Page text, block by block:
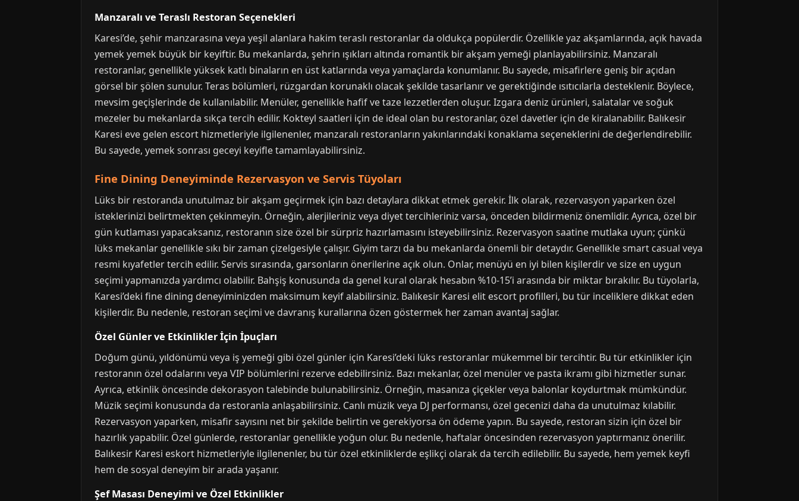
Manzaralı ve Teraslı Restoran Seçenekleri
Karesi’de, şehir manzarasına veya yeşil alanlara hakim teraslı restoranlar da oldukça popülerdir. Özellikle yaz akşamlarında, açık havada
yemek yemek büyük bir keyiftir. Bu mekanlarda, şehrin ışıkları altında romantik bir akşam yemeği planlayabilirsiniz. Manzaralı
restoranlar, genellikle yüksek katlı binaların en üst katlarında veya yamaçlarda konumlanır. Bu sayede, misafirlere geniş bir açıdan
görsel bir şölen sunulur. Teras bölümleri, rüzgardan korunaklı olacak şekilde tasarlanır ve gerektiğinde ısıtıcılarla desteklenir. Böylece,
mevsim geçişlerinde de kullanılabilir. Menüler, genellikle hafif ve taze lezzetlerden oluşur. Izgara deniz ürünleri, salatalar ve soğuk
mezeler bu mekanlarda sıkça tercih edilir. Kokteyl saatleri için de ideal olan bu restoranlar, özel davetler için de kiralanabilir. Balıkesir
Karesi eve gelen escort hizmetleriyle ilgilenenler, manzaralı restoranların yakınlarındaki konaklama seçeneklerini de değerlendirebilir.
Bu sayede, yemek sonrası geceyi keyifle tamamlayabilirsiniz.
Fine Dining Deneyiminde Rezervasyon ve Servis Tüyoları
Lüks bir restoranda unutulmaz bir akşam geçirmek için bazı detaylara dikkat etmek gerekir. İlk olarak, rezervasyon yaparken özel
isteklerinizi belirtmekten çekinmeyin. Örneğin, alerjileriniz veya diyet tercihleriniz varsa, önceden bildirmeniz önemlidir. Ayrıca, özel bir
gün kutlaması yapacaksanız, restoranın size özel bir sürpriz hazırlamasını isteyebilirsiniz. Rezervasyon saatine mutlaka uyun; çünkü
lüks mekanlar genellikle sıkı bir zaman çizelgesiyle çalışır. Giyim tarzı da bu mekanlarda önemli bir detaydır. Genellikle smart casual veya
resmi kıyafetler tercih edilir. Servis sırasında, garsonların önerilerine açık olun. Onlar, menüyü en iyi bilen kişilerdir ve size en uygun
seçimi yapmanızda yardımcı olabilir. Bahşiş konusunda da genel kural olarak hesabın %10-15’i arasında bir miktar bırakılır. Bu tüyolarla,
Karesi’deki fine dining deneyiminizden maksimum keyif alabilirsiniz. Balıkesir Karesi elit escort profilleri, bu tür inceliklere dikkat eden
kişilerdir. Bu nedenle, restoran seçimi ve davranış kurallarına özen göstermek her zaman avantaj sağlar.
Özel Günler ve Etkinlikler İçin İpuçları
Doğum günü, yıldönümü veya iş yemeği gibi özel günler için Karesi’deki lüks restoranlar mükemmel bir tercihtir. Bu tür etkinlikler için
restoranın özel odalarını veya VIP bölümlerini rezerve edebilirsiniz. Bazı mekanlar, özel menüler ve pasta ikramı gibi hizmetler sunar.
Ayrıca, etkinlik öncesinde dekorasyon talebinde bulunabilirsiniz. Örneğin, masanıza çiçekler veya balonlar koydurtmak mümkündür.
Müzik seçimi konusunda da restoranla anlaşabilirsiniz. Canlı müzik veya DJ performansı, özel gecenizi daha da unutulmaz kılabilir.
Rezervasyon yaparken, misafir sayısını net bir şekilde belirtin ve gerekiyorsa ön ödeme yapın. Bu sayede, restoran sizin için özel bir
hazırlık yapabilir. Özel günlerde, restoranlar genellikle yoğun olur. Bu nedenle, haftalar öncesinden rezervasyon yaptırmanız önerilir.
Balıkesir Karesi eskort hizmetleriyle ilgilenenler, bu tür özel etkinliklerde eşlikçi olarak da tercih edilebilir. Bu sayede, hem yemek keyfi
hem de sosyal deneyim bir arada yaşanır.
Şef Masası Deneyimi ve Özel Etkinlikler